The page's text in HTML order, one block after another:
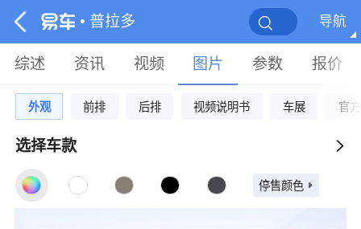
• 普拉多 导航
综述 资讯 视频 图片 参数 报价
外观 前排 后排 视频说明书 车展 官方
选择车款
停售颜色